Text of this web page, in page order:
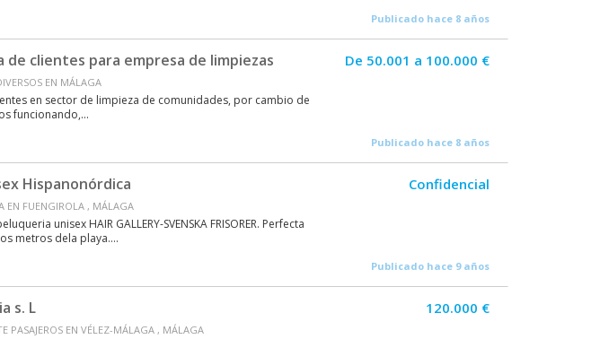
Publicado hace 8 años
de clientes para empresa de limpiezas
EN MÁLAGA
en sector de limpieza de comunidades, por cambio de
funcionando,...
De 50.001 a 100.000 €
Publicado hace 8 años
Hispanonórdica
EN FUENGIROLA , MÁLAGA
unisex HAIR GALLERY-SVENSKA FRISORER. Perfecta
metros dela playa....
Confidencial
Publicado hace 9 años
s. L
PASAJEROS EN VÉLEZ-MÁLAGA , MÁLAGA
120.000 €